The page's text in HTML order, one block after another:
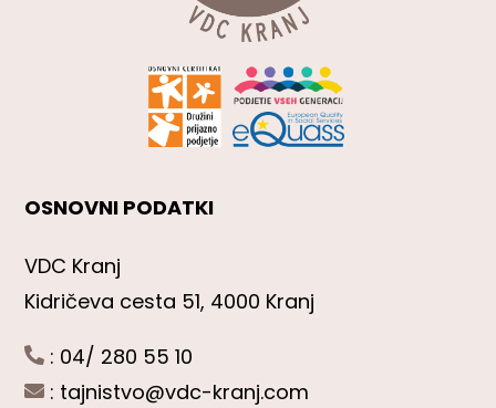
OSNOVNI PODATKI
VDC Kranj
Kidričeva cesta 51, 4000 Kranj
: 04/ 280 55 10
: tajnistvo@vdc-kranj.com